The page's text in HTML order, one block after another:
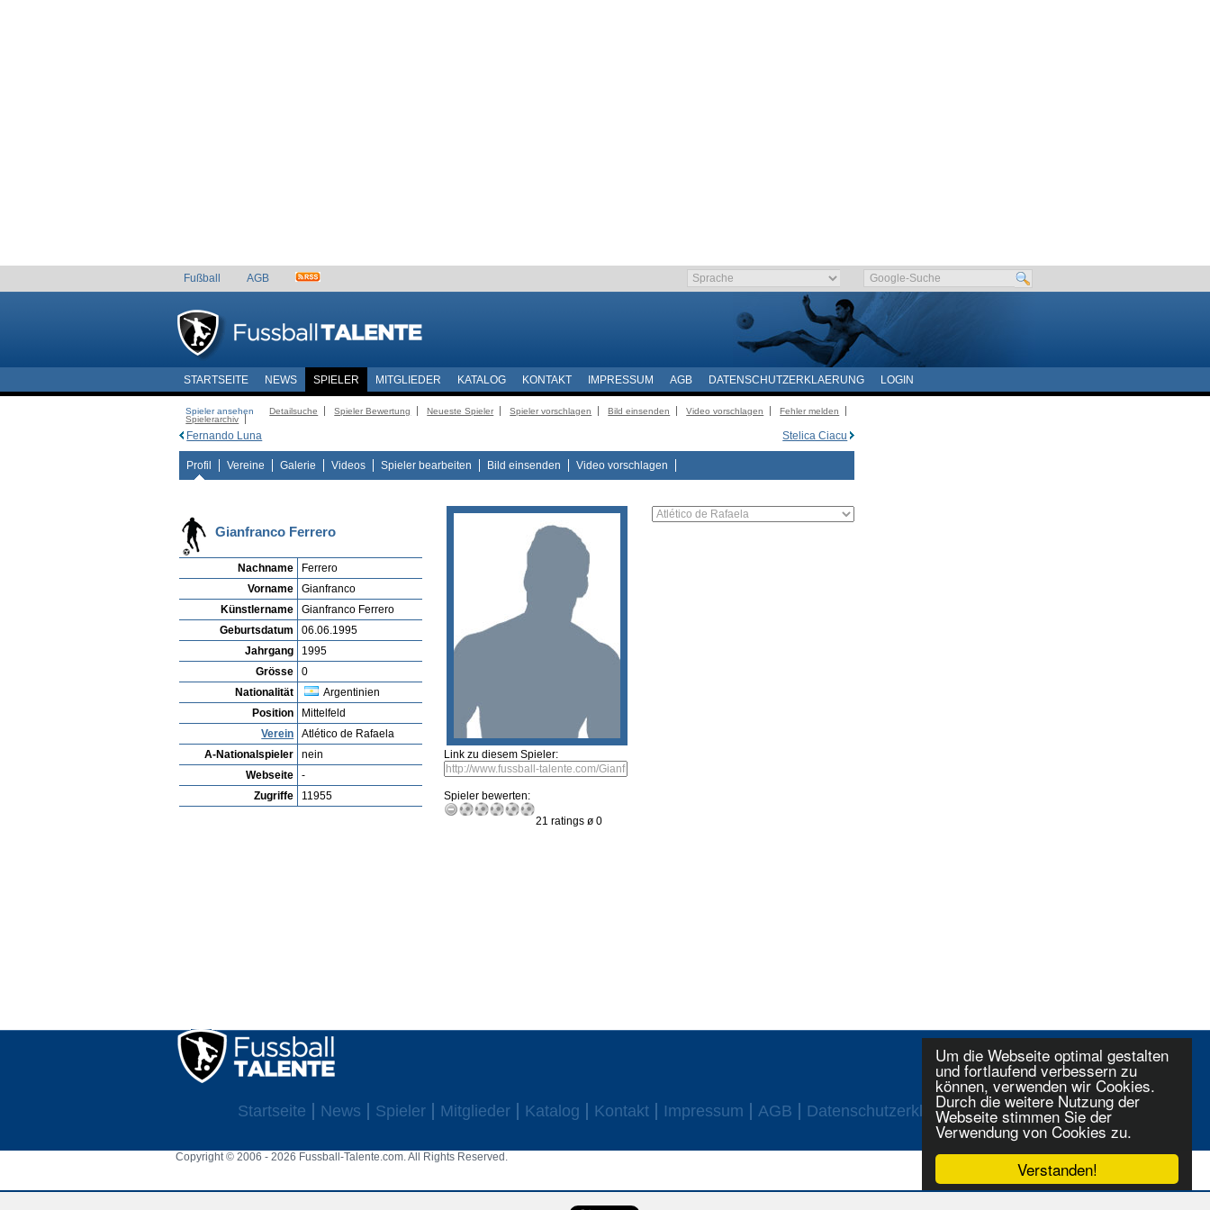
Verstanden!
Um die Webseite optimal gestalten
und fortlaufend verbessern zu
können, verwenden wir Cookies.
Durch die weitere Nutzung der
Webseite stimmen Sie der
Verwendung von Cookies zu.
Fußball AGB
STARTSEITE NEWS SPIELER MITGLIEDER KATALOG KONTAKT IMPRESSUM AGB DATENSCHUTZERKLAERUNG LOGIN
Spieler ansehen Detailsuche Spieler Bewertung Neueste Spieler Spieler vorschlagen Bild einsenden Video vorschlagen
Fehler melden
Spielerarchiv
Stelica Ciacu
Fernando Luna
Profil Vereine Galerie Videos Spieler bearbeiten Bild einsenden Video vorschlagen
Gianfranco Ferrero
Nachname
Ferrero
Vorname
Gianfranco
Künstlername
Gianfranco Ferrero
Geburtsdatum
06.06.1995
Jahrgang
1995
Grösse
0
Nationalität
Argentinien
Position
Mittelfeld
Verein
Atlético de Rafaela
A-Nationalspieler
nein
Webseite
-
Zugriffe
11955
Link zu diesem Spieler:
Spieler bewerten:
21 ratings ø 0
Startseite News Spieler Mitglieder Katalog Kontakt Impressum AGB Datenschutzerklaerung Login
Copyright © 2006 - 2026 Fussball-Talente.com. All Rights Reserved.